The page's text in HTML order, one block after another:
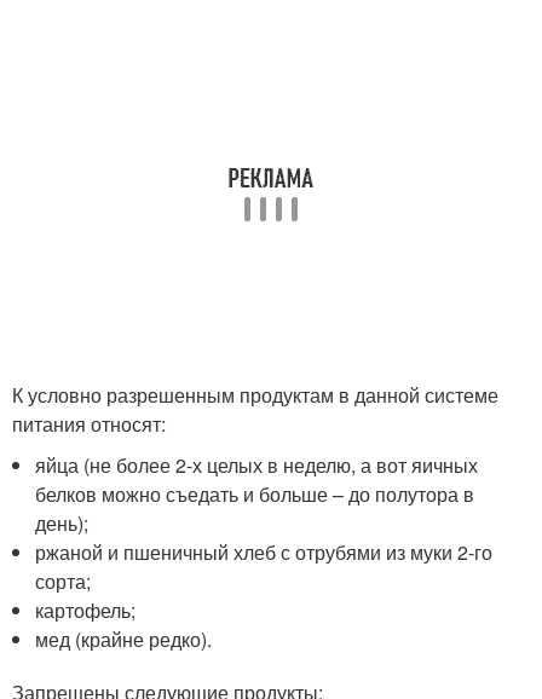
К условно разрешенным продуктам в данной системе
питания относят:
яйца (не более 2-х целых в неделю, а вот яичных
белков можно съедать и больше – до полутора в
день);
ржаной и пшеничный хлеб с отрубями из муки 2-го
сорта;
картофель;
мед (крайне редко).
Запрещены следующие продукты: